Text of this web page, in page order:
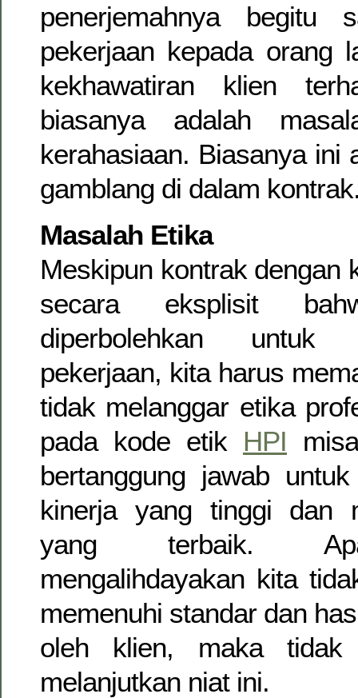
penerjemahnya begitu
pekerjaan kepada orang
kekhawatiran klien
biasanya adalah
kerahasiaan. Biasanya ini
gamblang di dalam
Masalah Etika
Meskipun kontrak dengan
secara eksplisit
diperbolehkan untuk
pekerjaan, kita harus
tidak melanggar etika
pada kode etik HPI
bertanggung jawab
kinerja yang tinggi dan
yang terbaik.
mengalihdayakan kita
memenuhi standar dan
oleh klien, maka tidak
melanjutkan niat ini.